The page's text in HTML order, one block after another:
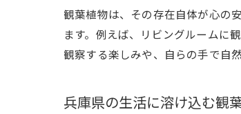
観葉植物は、その存在自体が心の
ます。例えば、リビングルームに
観察する楽しみや、自らの手で自
兵庫県の生活に溶け込む観